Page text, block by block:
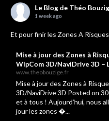
Le Blog de Théo
1 week ago
Et pour finir les Zones A
Mise à jour des Zones à
WipCom 3D/NaviDrive 3D –
www.theobouzige.fr
Mise à jour des Zones à
3D/NaviDrive 3D Posted on
et à tous ! Aujourd’hui, nous
jour les zones �...